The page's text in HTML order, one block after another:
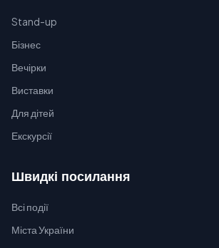
Stand-up
Бізнес
Вечірки
Виставки
Для дітей
Екскурсії
Швидкі посилання
Всі події
Міста України